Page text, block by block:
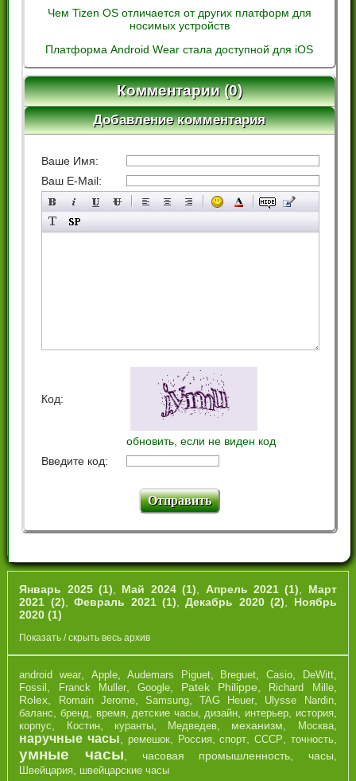
Чем Tizen OS отличается от других платформ для
носимых устройств
Платформа Android Wear стала доступной для iOS
Комментарии (0)
Добавление комментария
Ваше Имя:
Ваш E-Mail:
Код:
обновить, если не виден код
Введите код:
Январь 2025 (1) Май 2024 (1) Апрель 2021 (1)
Март
2021 (2) ,Февраль 2021 (1) ,Декабрь 2020 (2)
Ноябрь
2020 (1)
Показать / скрыть весь архив
android wear, Apple,Audemars Piguet, Breguet ,Casio DeWitt,
Fossil Franck Muller, Google, Patek Philippe Richard Mille,
Rolex
Romain Jerome, Samsung,TAG Heuer Ulysse Nardin,
баланс бренд время, детские часы, дизайн интерьер история,
корпус Костин, куранты, Медведев механизм Москва,
наручные часы ремешок, Россия,спорт СССР точность,
умные часы часовая промышленность часы
Швейцария швейцарские часы